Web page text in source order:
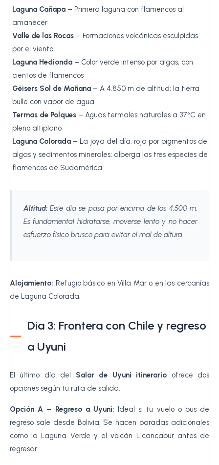
Laguna Cañapa – Primera laguna con flamencos al
amanecer
Valle de las Rocas – Formaciones volcánicas esculpidas
por el viento
Laguna Hedionda – Color verde intenso por algas, con
cientos de flamencos
Géisers Sol de Mañana – A 4.850 m de altitud; la tierra
bulle con vapor de agua
Termas de Polques – Aguas termales naturales a 37°C en
pleno altiplano
Laguna Colorada – La joya del día: roja por pigmentos de
algas y sedimentos minerales; alberga las tres especies de
flamencos de Sudamérica
Altitud: Este día se pasa por encima de los 4.500 m.
Es fundamental hidratarse, moverse lento y no hacer
esfuerzo físico brusco para evitar el mal de altura.
Alojamiento: Refugio básico en Villa Mar o en las cercanías
de Laguna Colorada.
Día 3: Frontera con Chile y regreso
a Uyuni
El último día del Salar de Uyuni itinerario ofrece dos
opciones según tu ruta de salida:
Opción A – Regreso a Uyuni: Ideal si tu vuelo o bus de
regreso sale desde Bolivia. Se hacen paradas adicionales
como la Laguna Verde y el volcán Licancabur antes de
regresar.